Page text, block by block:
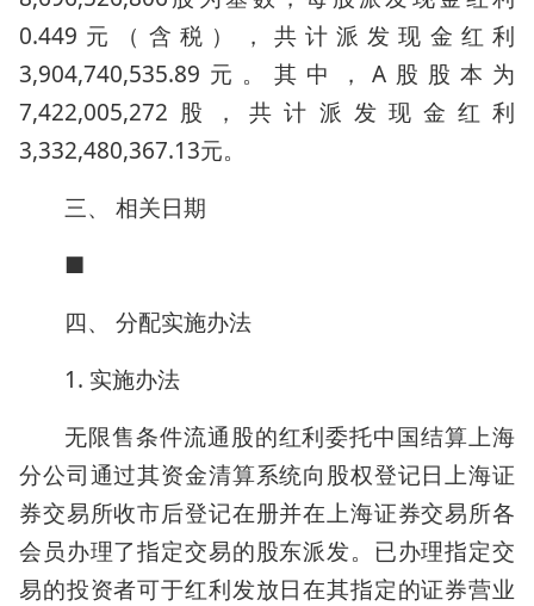
0.449元（含税），共计派发现金红利
3,904,740,535.89元。其中，A股股本为
7,422,005,272股，共计派发现金红利
3,332,480,367.13元。
三、 相关日期
■
四、 分配实施办法
1. 实施办法
无限售条件流通股的红利委托中国结算上海
分公司通过其资金清算系统向股权登记日上海证
券交易所收市后登记在册并在上海证券交易所各
会员办理了指定交易的股东派发。已办理指定交
易的投资者可于红利发放日在其指定的证券营业